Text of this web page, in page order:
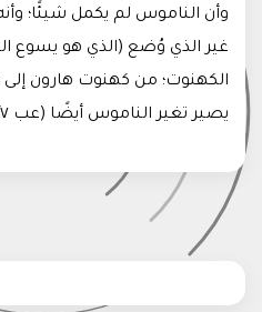
وأن الناموس لم يكمل شيئًا؛
غير الذي وُضع (الذي هو يسوع
الكهنوت؛ من كهنوت هارون
يصير تغير الناموس أيضًا (عب ١٢/٧)